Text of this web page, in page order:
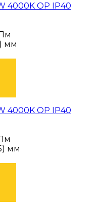
4000K OP IP40
мм
4000K OP IP40
мм